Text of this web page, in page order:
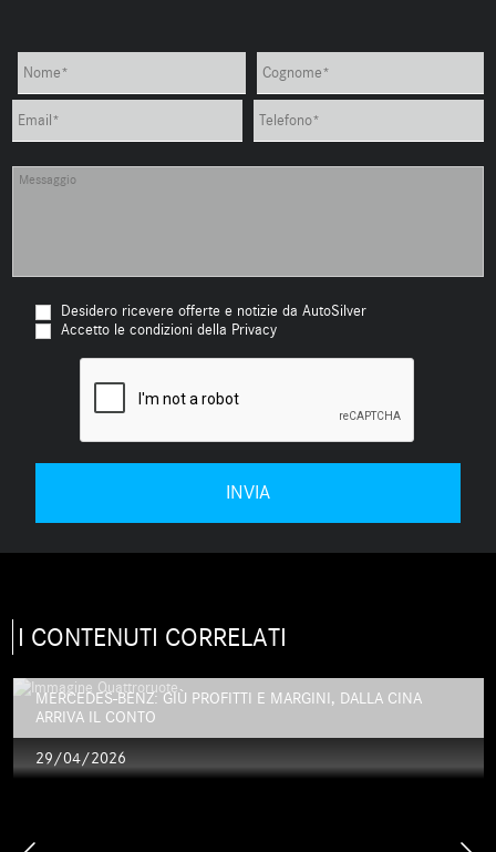
Desidero ricevere offerte e notizie da AutoSilver
Accetto le condizioni della Privacy
I CONTENUTI CORRELATI
MERCEDES-BENZ: GIÙ PROFITTI E MARGINI, DALLA CINA
ARRIVA IL CONTO
29/04/2026